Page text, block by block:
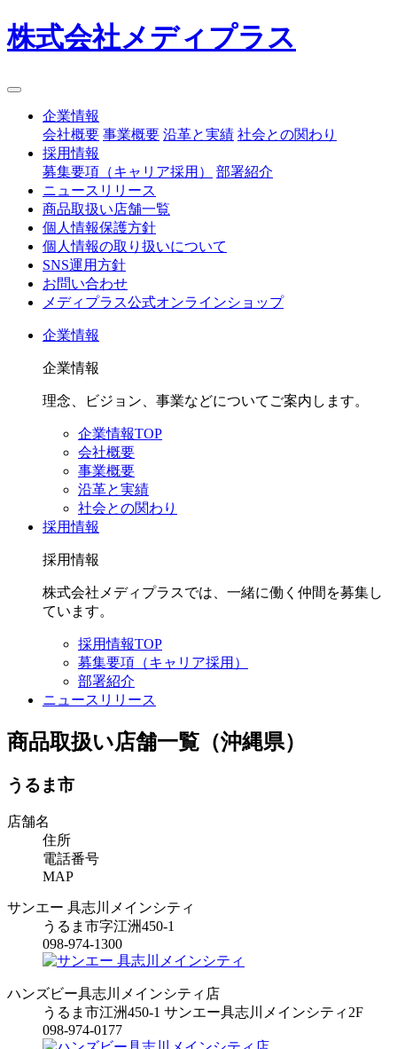
株式会社メディプラス
企業情報
会社概要 事業概要 沿革と実績 社会との関わり
採用情報
募集要項（キャリア採用）
部署紹介
ニュースリリース
商品取扱い店舗一覧
個人情報保護方針
個人情報の取り扱いについて
SNS運用方針
お問い合わせ
メディプラス公式オンラインショップ
企業情報
企業情報
理念、ビジョン、事業などについてご案内します。
企業情報TOP
会社概要
事業概要
沿革と実績
社会との関わり
採用情報
採用情報
株式会社メディプラスでは、一緒に働く仲間を募集し
ています。
採用情報TOP
募集要項（キャリア採用）
部署紹介
ニュースリリース
商品取扱い店舗一覧（沖縄県）
うるま市
店舗名
住所
電話番号
MAP
サンエー 具志川メインシティ
うるま市字江洲450-1
098-974-1300
ハンズビー具志川メインシティ店
うるま市江洲450-1 サンエー具志川メインシティ2F
098-974-0177